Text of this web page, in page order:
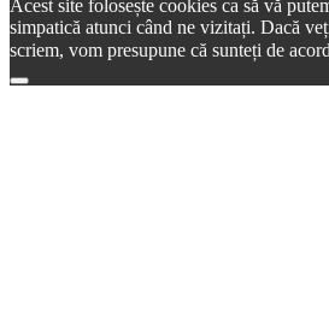
Acest site folosește cookies ca să vă
simpatică atunci când ne vizitați. Dacă
scriem, vom presupune că sunteți de